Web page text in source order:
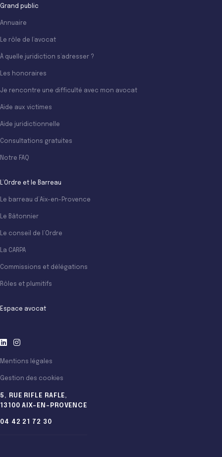
Grand public
Annuaire
Le rôle de l’avocat
À quelle juridiction s’adresser ?
Les honoraires
Je rencontre une difficulté avec mon avocat
Aide aux victimes
Aide juridictionnelle
Consultations gratuites
Notre FAQ
L’Ordre et le Barreau
Le barreau d’Aix-en-Provence
Le Bâtonnier
Le conseil de l’Ordre
La CARPA
Commissions et délégations
Rôles et plumitifs
Espace avocat
Mentions légales
Gestion des cookies
5, RUE RIFLE RAFLE,
13100 AIX-EN-PROVENCE
04 42 21 72 30